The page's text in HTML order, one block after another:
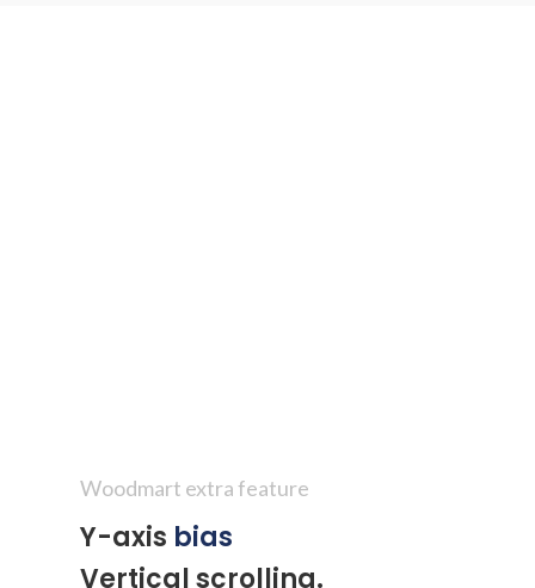
Woodmart extra feature
Y-axis bias
Vertical scrolling.